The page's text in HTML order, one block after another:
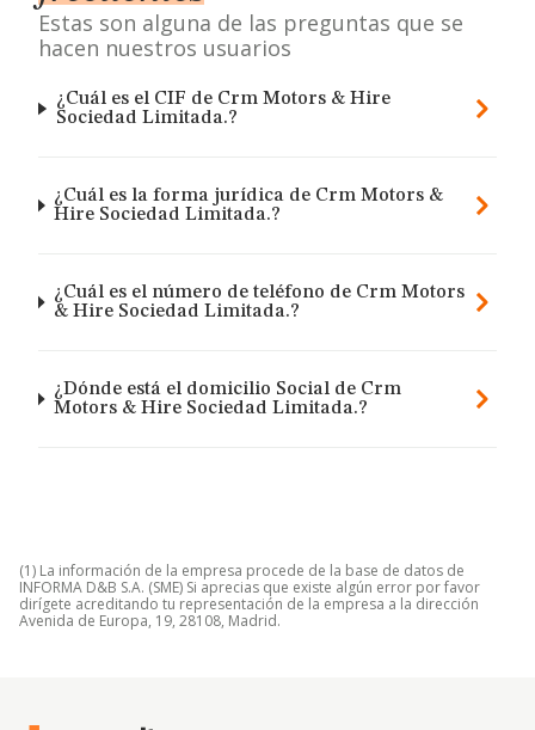
Estas son alguna de las preguntas que se
hacen nuestros usuarios
¿Cuál es el CIF de Crm Motors & Hire
Sociedad Limitada.?
¿Cuál es la forma jurídica de Crm Motors &
Hire Sociedad Limitada.?
¿Cuál es el número de teléfono de Crm Motors
& Hire Sociedad Limitada.?
¿Dónde está el domicilio Social de Crm
Motors & Hire Sociedad Limitada.?
(1) La información de la empresa procede de la base de datos de
INFORMA D&B S.A. (SME) Si aprecias que existe algún error por favor
dirígete acreditando tu representación de la empresa a la dirección
Avenida de Europa, 19, 28108, Madrid.